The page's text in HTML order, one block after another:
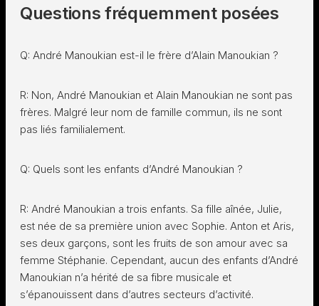
Questions fréquemment posées
Q: André Manoukian est-il le frère d’Alain Manoukian ?
R: Non, André Manoukian et Alain Manoukian ne sont pas
frères. Malgré leur nom de famille commun, ils ne sont
pas liés familialement.
Q: Quels sont les enfants d’André Manoukian ?
R: André Manoukian a trois enfants. Sa fille aînée, Julie,
est née de sa première union avec Sophie. Anton et Aris,
ses deux garçons, sont les fruits de son amour avec sa
femme Stéphanie. Cependant, aucun des enfants d’André
Manoukian n’a hérité de sa fibre musicale et
s’épanouissent dans d’autres secteurs d’activité.